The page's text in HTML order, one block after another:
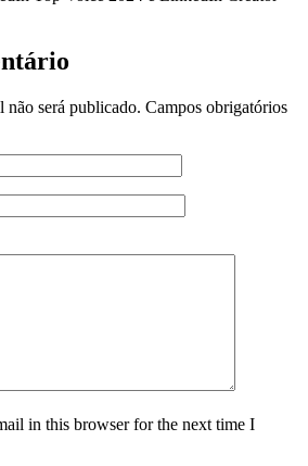
não será publicado. Campos obrigatórios
in this browser for the next time I